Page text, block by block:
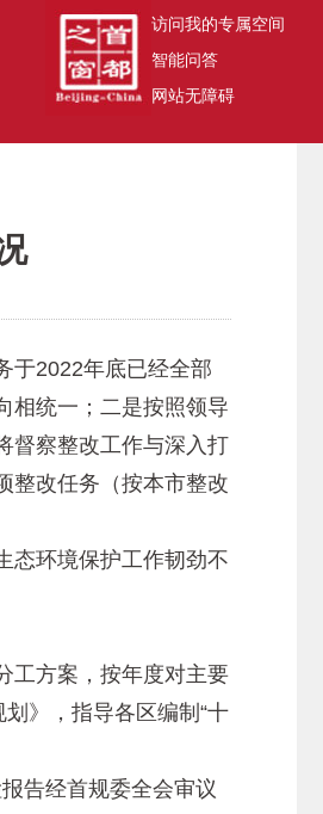
访问我的专属空间
智能问答
网站无障碍
于2022年底已经全部
相统一；二是按照领导
督察整改工作与深入打
整改任务（按本市整改
环境保护工作韧劲不
工方案，按年度对主要
》，指导各区编制“十
告经首规委全会审议